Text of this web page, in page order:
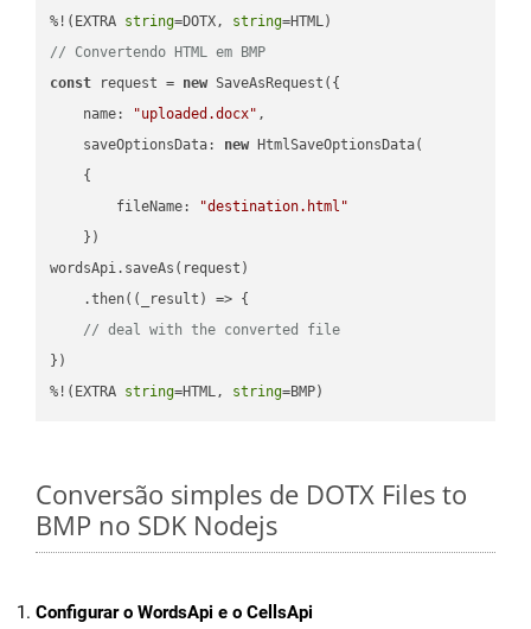
%!(EXTRA string=DOTX, string
// Convertendo HTML em BMP
const request = new SaveAsRequest({
name: "uploaded.docx" ,
saveOptionsData: new HtmlSaveOptionsData(
    {
fileName:
"destination.html"
    })
wordsApi.saveAs(request)
    .then(
( _result ) => {
// deal with the converted file
})
%!(EXTRA string=HTML, string=BMP)
Conversão simples de DOTX Files to
BMP no SDK Nodejs
Configurar o WordsApi e o CellsApi